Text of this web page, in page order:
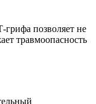
позволяет не
травмоопасность